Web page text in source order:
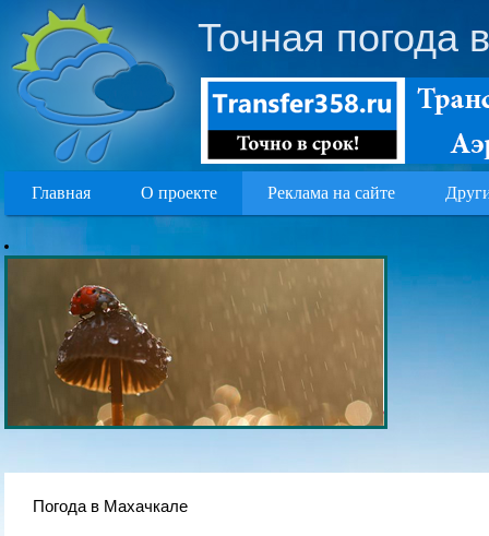
Точная погода
Главная О проекте Реклама на сайте
Погода в Махачкале